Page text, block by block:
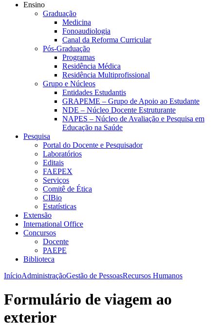
Ensino
Graduação
Medicina
Fonoaudiologia
Canal da Reforma Curricular
Pós-Graduação
Programas
Residência Médica
Residência Multiprofissional
Grupo e Núcleos
Entidades Estudantis
GRAPEME – Grupo de Apoio ao Estudante
NDE – Núcleo Docente Estruturante
NAPES – Núcleo de Avaliação e Pesquisa em
Educação na Saúde
Pesquisa
Portal do Docente e Pesquisador
Laboratórios
Editais
FAEPEX
Serviços
Comitê de Ética
CIBio
Estatísticas
Extensão
International Office
Concursos
Docente
PAEPE
Biblioteca
InícioAdministraçãoGestão de PessoasRecursos Humanos
Formulário de viagem ao
exterior